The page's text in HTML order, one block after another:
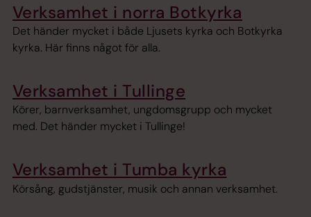
Verksamhet i norra Botkyrka
Det händer mycket i både Ljusets kyrka och Botkyrka
kyrka. Här finns något för alla.
Verksamhet i Tullinge
Körer, barnverksamhet, ungdomsgrupp och mycket
med. Det händer mycket i Tullinge!
Verksamhet i Tumba kyrka
Körsång, gudstjänster, musik och annan verksamhet.